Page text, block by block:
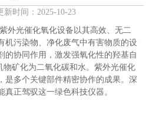
新时间：2025-10-23
光催化氧化设备以其高效、无二
机污染物、净化废气中有害物质的设
的协同作用，激发强氧化性的羟基自
物矿化为二氧化碳和水。紫外光催化
是多个关键部件精密协作的成果。深
正驾驭这一绿色科技仪器。